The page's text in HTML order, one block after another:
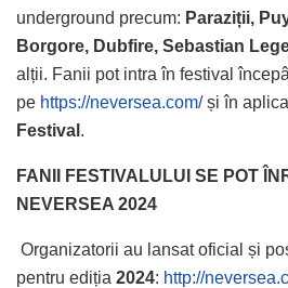
underground precum: Paraziții,
Borgore, Dubfire, Sebastian
alții. Fanii pot intra în festival
pe https://neversea.com/și în
Festival .
FANII FESTIVALULUI SE POT
NEVERSEA 2024
Organizatorii au lansat oficial și
pentru ediția 2024: http://